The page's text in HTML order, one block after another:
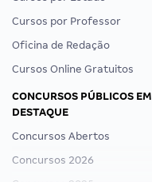
Cursos por Professor
Oficina de Redação
Cursos Online Gratuitos
CONCURSOS PÚBLICOS EM
DESTAQUE
Concursos Abertos
Concursos 2026